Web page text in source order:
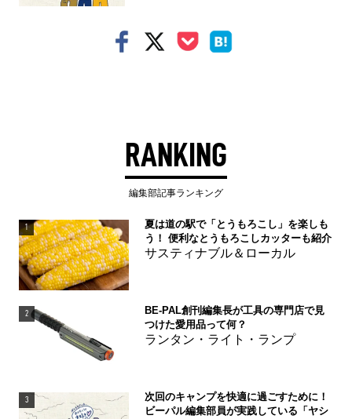
RANKING
編集部記事ランキング
1
夏は道の駅で「とうもろこし」を楽しも
う！ 便利なとうもろこしカッターも紹介
サスティナブル＆ローカル
2
BE-PAL創刊編集長が工具の専門店で見
つけた愛用品って何？
ランタン・ライト・ランプ
3
次回のキャンプを快適に過ごすために！
ビーパル編集部員が実践している「ヤシ